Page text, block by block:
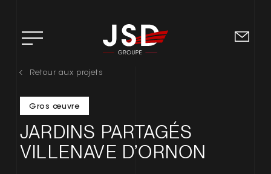
ACCUEIL
L’ENTREPRISE
DOMAINES D’EXPERTISE
Retour aux projets
Gros œuvre
JARDINS PARTAGÉS
VILLENAVE D’ORNON